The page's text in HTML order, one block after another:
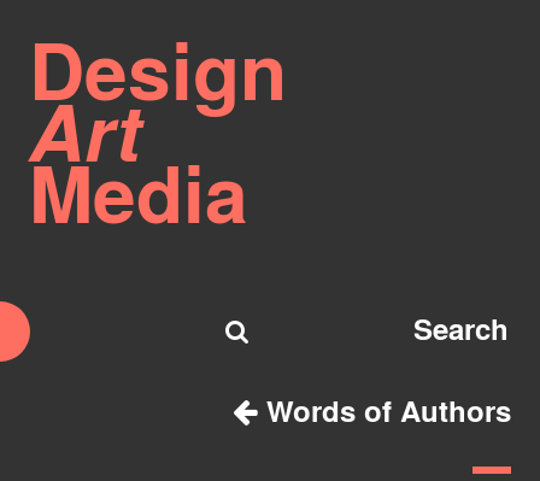
Design
Art
Media
Words of Authors